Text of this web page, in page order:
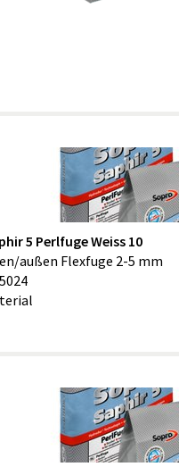
5 Perlfuge Weiss 10
außen Flexfuge 2-5 mm